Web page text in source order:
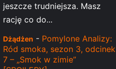
jeszcze trudniejsza. Masz
rację co do...
Dżądżen - Pomylone Analizy:
Ród smoka, sezon 3, odcinek
7 – „Smok w zimie”